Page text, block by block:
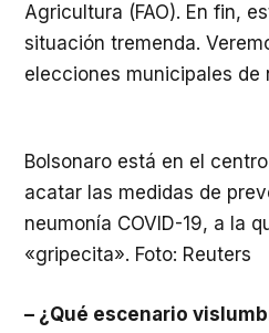
Agricultura (FAO). En fin,
situación tremenda.
elecciones municipales de
Bolsonaro está en el
acatar las medidas de
neumonía COVID-19, a la
«gripecita». Foto: Reuters
– ¿Qué escenario